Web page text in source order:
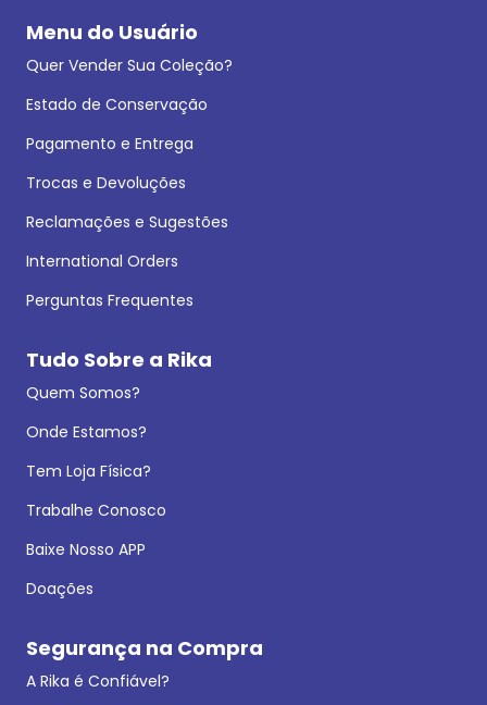
Menu do Usuário
Quer Vender Sua Coleção?
Estado de Conservação
Pagamento e Entrega
Trocas e Devoluções
Reclamações e Sugestões
International Orders
Perguntas Frequentes
Tudo Sobre a Rika
Quem Somos?
Onde Estamos?
Tem Loja Física?
Trabalhe Conosco
Baixe Nosso APP
Doações
Segurança na Compra
A Rika é Confiável?